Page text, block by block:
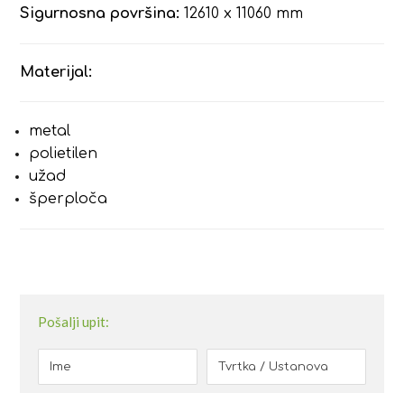
Sigurnosna površina: 12610 x 11060 mm
Materijal:
metal
polietilen
užad
šperploča
Pošalji upit: